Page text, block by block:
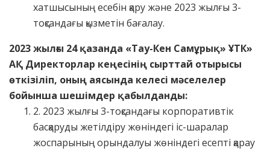
хатшысының есебін қару және 2023 жылғы 3-
тоқсандағы қызметін бағалау.
2023 жылғы 24 қазанда «Тау-Кен Самұрық» ҰТК»
АҚ Директорлар кеңесінің сырттай отырысы
өткізіліп, оның аясында келесі мәселелер
бойынша шешімдер қабылданды:
2. 2023 жылғы 3-тоқсандағы корпоративтік
басқаруды жетілдіру жөніндегі іс-шаралар
жоспарының орындалуы жөніндегі есепті қарау